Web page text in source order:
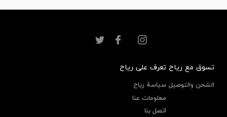
تسوق مع رياح
الشحن والتوصيل
تعرف على رياح
سياسة رياح
معلومات عنا
اتصل بنا